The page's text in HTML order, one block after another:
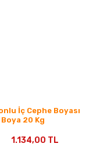
İç Cephe Boyası
20 Kg
1.134,00 TL